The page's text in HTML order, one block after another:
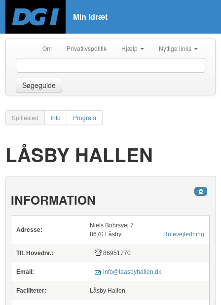
Min Idræt
Om Privatlivspolitik Hjælp Nyttige links
Søgeguide
Spillested Info Program
LÅSBY HALLEN
INFORMATION
Adresse:
Niels Bohrsvej 7
8670 Låsby
Rutevejledning
Tlf. Hovednr.: 86951770
Email: info@laasbyhallen.dk
Faciliteter: Låsby Hallen